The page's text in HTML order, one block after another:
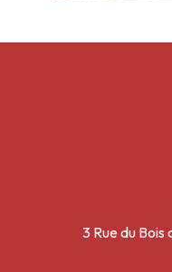
3 Rue du